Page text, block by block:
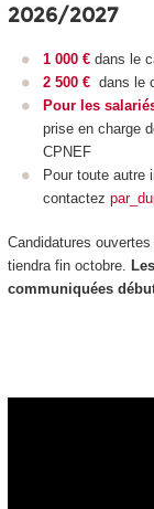
2026/2027
1 000 € dans le
2 500 € dans le
Pour les
prise en charge
CPNEF
Pour toute autre
contactez
Candidatures
tiendra fin octobre.
communiquées